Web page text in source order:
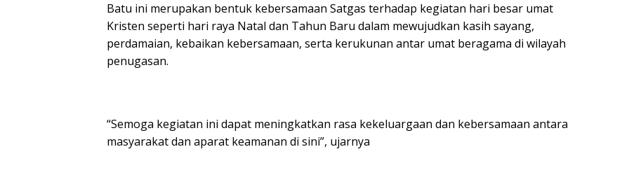
Batu ini merupakan bentuk kebersamaan Satgas terhadap kegiatan hari besar umat
Kristen seperti hari raya Natal dan Tahun Baru dalam mewujudkan kasih sayang,
perdamaian, kebaikan kebersamaan, serta kerukunan antar umat beragama di wilayah
penugasan.
“Semoga kegiatan ini dapat meningkatkan rasa kekeluargaan dan kebersamaan antara
masyarakat dan aparat keamanan di sini”, ujarnya